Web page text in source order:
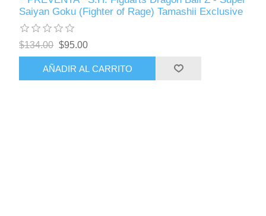
Saiyan Goku (Fighter of Rage) Tamashii Exclusive
$134.00 $95.00
AÑADIR AL CARRITO